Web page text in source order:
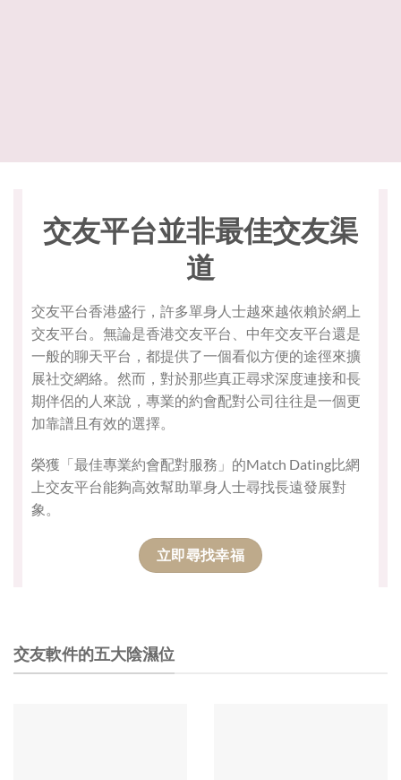
交友平台並非最佳交友渠
道
交友平台香港盛行，許多單身人士越來越依賴於網上
交友平台。無論是香港交友平台、中年交友平台還是
一般的聊天平台，都提供了一個看似方便的途徑來擴
展社交網絡。然而，對於那些真正尋求深度連接和長
期伴侶的人來說，專業的約會配對公司往往是一個更
加靠譜且有效的選擇。
榮獲「最佳專業約會配對服務」的Match Dating比網
上交友平台能夠高效幫助單身人士尋找長遠發展對
象。
立即尋找幸福
交友軟件的五大陰濕位